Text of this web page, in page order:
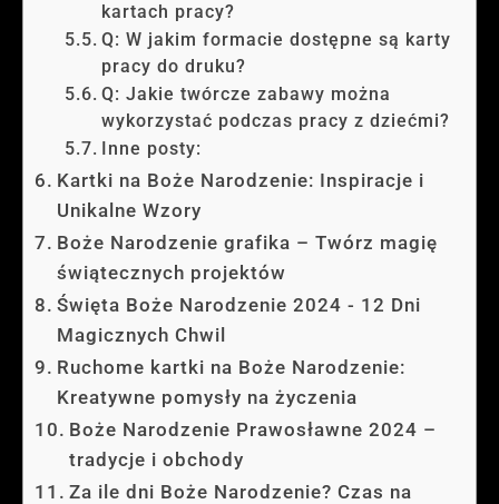
kartach pracy?
Q: W jakim formacie dostępne są karty
pracy do druku?
Q: Jakie twórcze zabawy można
wykorzystać podczas pracy z dziećmi?
Inne posty:
Kartki na Boże Narodzenie: Inspiracje i
Unikalne Wzory
Boże Narodzenie grafika – Twórz magię
świątecznych projektów
Święta Boże Narodzenie 2024 - 12 Dni
Magicznych Chwil
Ruchome kartki na Boże Narodzenie:
Kreatywne pomysły na życzenia
Boże Narodzenie Prawosławne 2024 –
tradycje i obchody
Za ile dni Boże Narodzenie? Czas na